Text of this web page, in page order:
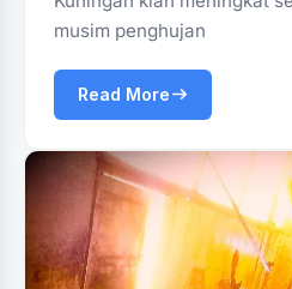
musim penghujan
Read More